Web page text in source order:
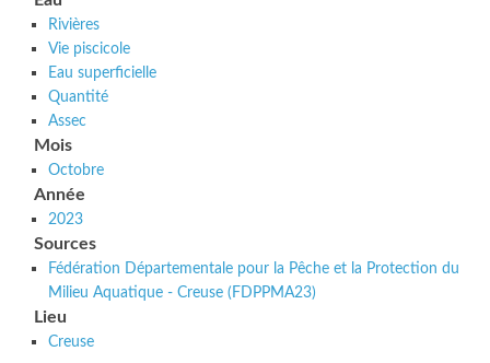
Rivières
Vie piscicole
Eau superficielle
Quantité
Assec
Mois
Octobre
Année
2023
Sources
Fédération Départementale pour la Pêche et la Protection du
Milieu Aquatique - Creuse (FDPPMA23)
Lieu
Creuse